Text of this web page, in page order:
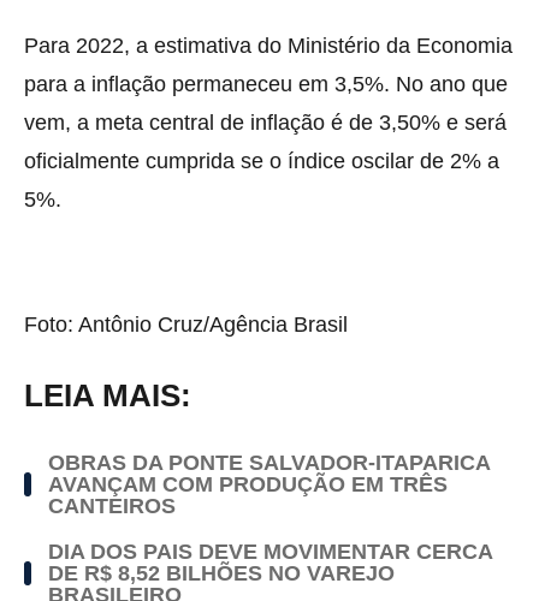
Para 2022, a estimativa do Ministério da Economia
para a inflação permaneceu em 3,5%. No ano que
vem, a meta central de inflação é de 3,50% e será
oficialmente cumprida se o índice oscilar de 2% a
5%.
Foto: Antônio Cruz/Agência Brasil
LEIA MAIS:
OBRAS DA PONTE SALVADOR-ITAPARICA
AVANÇAM COM PRODUÇÃO EM TRÊS
CANTEIROS
DIA DOS PAIS DEVE MOVIMENTAR CERCA
DE R$ 8,52 BILHÕES NO VAREJO
BRASILEIRO